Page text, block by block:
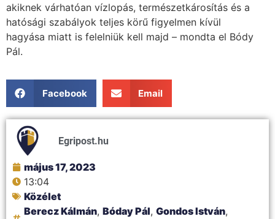
akiknek várhatóan vízlopás, természetkárosítás és a
hatósági szabályok teljes körű figyelmen kívül
hagyása miatt is felelniük kell majd – mondta el Bódy
Pál.
Facebook Email
Egripost.hu
május 17, 2023
13:04
Közélet
Berecz Kálmán, Bóday Pál, Gondos István,